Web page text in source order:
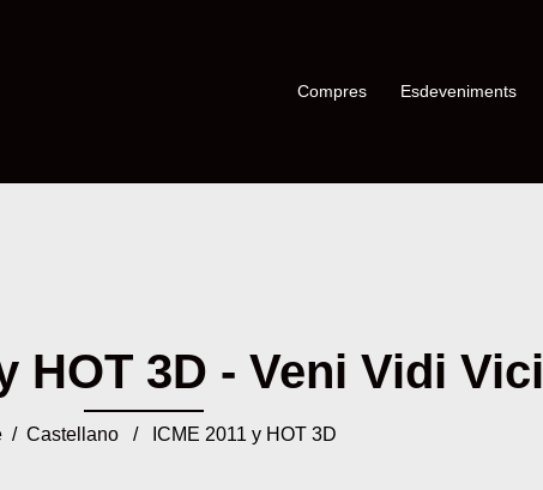
Compres Esdeveniments
HOT 3D - Veni Vidi Vici
/ Castellano / ICME 2011 y HOT 3D